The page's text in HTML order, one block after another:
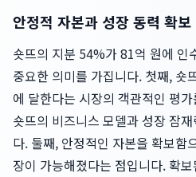
안정적 자본과 성장 동력 확보
숏뜨의 지분 54%가 81억 원에 인
중요한 의미를 가집니다. 첫째, 숏
에 달한다는 시장의 객관적인 평
숏뜨의 비즈니스 모델과 성장 잠
다. 둘째, 안정적인 자본을 확보함
장이 가능해졌다는 점입니다. 확